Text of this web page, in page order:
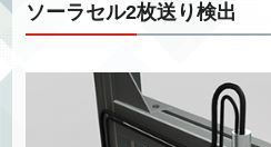
ソーラセル2枚送り検出